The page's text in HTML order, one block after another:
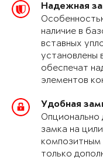
Надежная
наличие в
вставных
установлены
обеспечат
элементов
Удобная
Опционально
замка на
только